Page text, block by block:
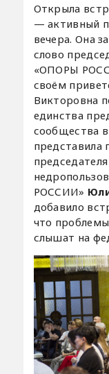
Открыла
— активный
вечера. Она
слово
«ОПОРЫ
своём
Викторовна
единства
сообщества
РОССИИ»
добавило
что проблемы
слышат на